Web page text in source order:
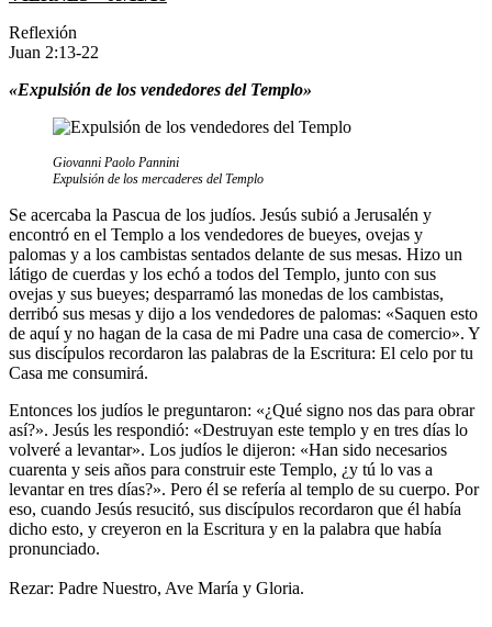
Reflexión
Juan 2:13-22
«Expulsión de los vendedores del Templo»
Giovanni Paolo Pannini
Expulsión de los mercaderes del Templo
Se acercaba la Pascua de los judíos. Jesús subió a Jerusalén y
encontró en el Templo a los vendedores de bueyes, ovejas y
palomas y a los cambistas sentados delante de sus mesas. Hizo un
látigo de cuerdas y los echó a todos del Templo, junto con sus
ovejas y sus bueyes; desparramó las monedas de los cambistas,
derribó sus mesas y dijo a los vendedores de palomas: «Saquen esto
de aquí y no hagan de la casa de mi Padre una casa de comercio». Y
sus discípulos recordaron las palabras de la Escritura: El celo por tu
Casa me consumirá.
Entonces los judíos le preguntaron: «¿Qué signo nos das para obrar
así?». Jesús les respondió: «Destruyan este templo y en tres días lo
volveré a levantar». Los judíos le dijeron: «Han sido necesarios
cuarenta y seis años para construir este Templo, ¿y tú lo vas a
levantar en tres días?». Pero él se refería al templo de su cuerpo. Por
eso, cuando Jesús resucitó, sus discípulos recordaron que él había
dicho esto, y creyeron en la Escritura y en la palabra que había
pronunciado.
Rezar: Padre Nuestro, Ave María y Gloria.